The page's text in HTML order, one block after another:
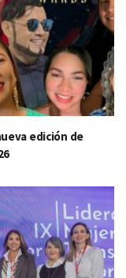
edición de